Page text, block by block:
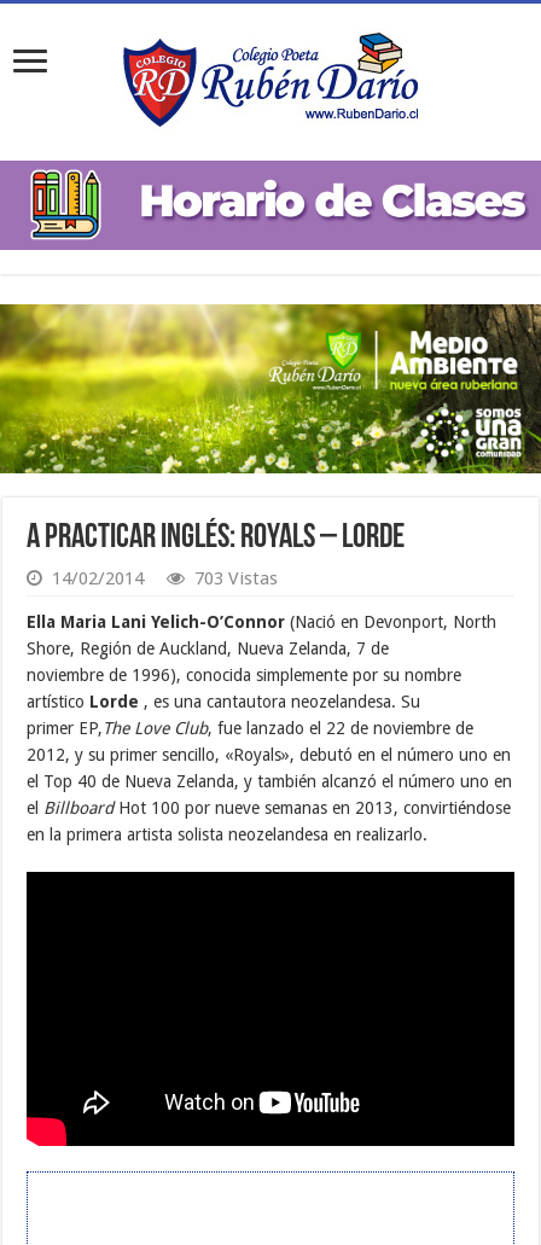
A practicar inglés: Royals – Lorde
14/02/2014 703 Vistas
Ella Maria Lani Yelich-O’Connor (Nació en Devonport, North
Shore, Región de Auckland, Nueva Zelanda, 7 de
noviembre de 1996), conocida simplemente por su nombre
artístico Lorde , es una cantautora neozelandesa. Su
primer EP,The Love Club, fue lanzado el 22 de noviembre de
2012, y su primer sencillo, «Royals», debutó en el número uno en
el Top 40 de Nueva Zelanda, y también alcanzó el número uno en
el BillboardHot 100 por nueve semanas en 2013, convirtiéndose
en la primera artista solista neozelandesa en realizarlo.